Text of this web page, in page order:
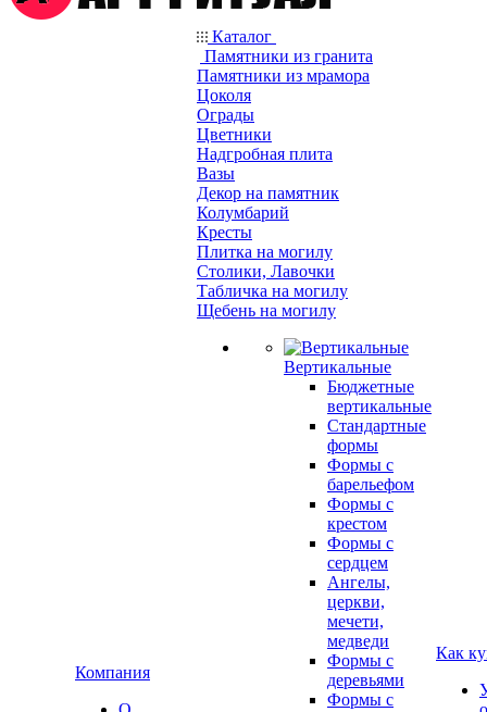
Компания
Каталог
Памятники из гранита
Памятники из мрамора
Цоколя
Ограды
Цветники
Надгробная плита
Вазы
Декор на памятник
Колумбарий
Кресты
Плитка на могилу
Столики, Лавочки
Табличка на могилу
Щебень на могилу
Вертикальные
Бюджетные
вертикальные
Стандартные
формы
Формы с
барельефом
Формы с
крестом
Формы с
сердцем
Ангелы,
церкви,
мечети,
медведи
Формы с
деревьями
Формы с
Как